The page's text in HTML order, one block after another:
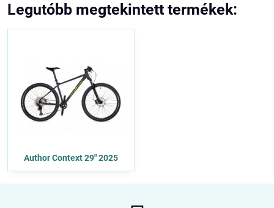
Legutóbb megtekintett termékek:
Author Context 29" 2025